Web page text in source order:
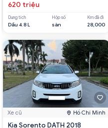
620 triệu
Dung tích
Dầu 4.8 L
Hộp số
sàn
Km đã đi
28,000
Xe cũ Hồ Chí Minh
Kia Sorento DATH 2018